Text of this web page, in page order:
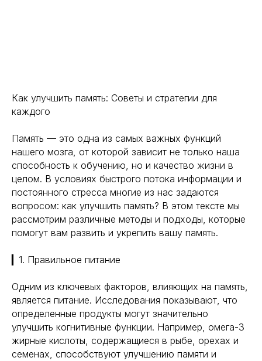
Как улучшить память: Советы и стратегии для
каждого
Память — это одна из самых важных функций
нашего мозга, от которой зависит не только наша
способность к обучению, но и качество жизни в
целом. В условиях быстрого потока информации и
постоянного стресса многие из нас задаются
вопросом: как улучшить память? В этом тексте мы
рассмотрим различные методы и подходы, которые
помогут вам развить и укрепить вашу память.
▎1. Правильное питание
Одним из ключевых факторов, влияющих на память,
является питание. Исследования показывают, что
определенные продукты могут значительно
улучшить когнитивные функции. Например, омега-3
жирные кислоты, содержащиеся в рыбе, орехах и
семенах, способствуют улучшению памяти и